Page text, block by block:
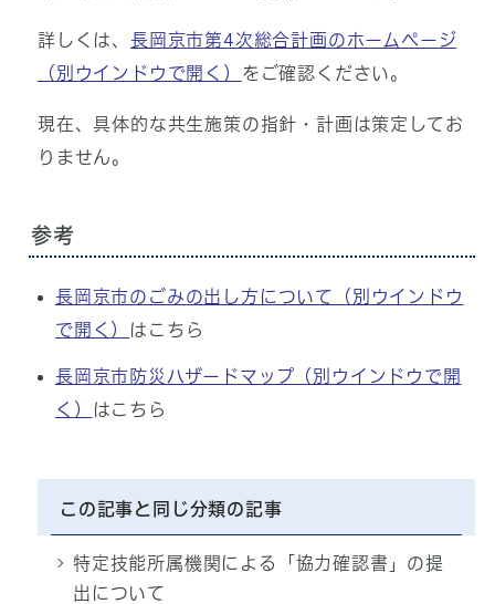
詳しくは、 長岡京市第4次総合計画のホームページ
（別ウインドウで開く） をご確認ください。
現在、具体的な共生施策の指針・計画は策定してお
りません。
参考
長岡京市のごみの出し方について
（別ウインドウ
で開く） はこちら
長岡京市防災ハザードマップ （別ウインドウで開
く） はこちら
この記事と同じ分類の記事
特定技能所属機関による「協力確認書」の提
出について